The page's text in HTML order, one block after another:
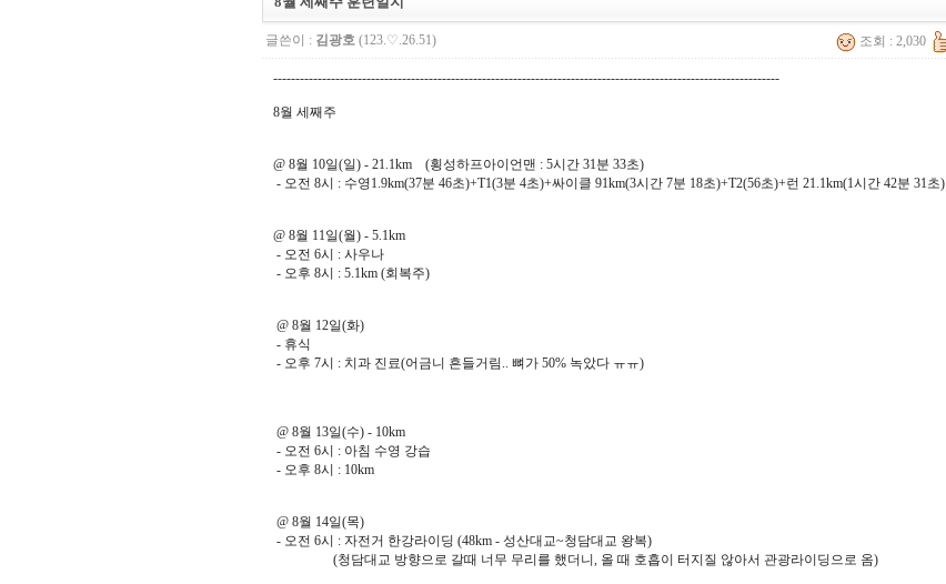
글쓴이 : 김광호 (123.♡.26.51) 조회 : 2,030
------------------------------------------------------------------------------------------------------------------
8월 세째주
@ 8월 10일(일) - 21.1km (횡성하프아이언맨 : 5시간 31분 33초)
- 오전 8시 : 수영1.9km(37분 46초)+T1(3분 4초)+싸이클 91km(3시간 7분 18초)+T2(56초)+런 21.1km(1시간 42분 31초)
@ 8월 11일(월) - 5.1km
- 오전 6시 : 사우나
- 오후 8시 : 5.1km (회복주)
@ 8월 12일(화)
- 휴식
- 오후 7시 : 치과 진료(어금니 흔들거림.. 뼈가 50% 녹았다 ㅠㅠ)
@ 8월 13일(수) - 10km
- 오전 6시 : 아침 수영 강습
- 오후 8시 : 10km
@ 8월 14일(목)
- 오전 6시 : 자전거 한강라이딩 (48km - 성산대교~청담대교 왕복)
(청담대교 방향으로 갈때 너무 무리를 했더니, 올 때 호흡이 터지질 않아서 관광라이딩으로 옴)